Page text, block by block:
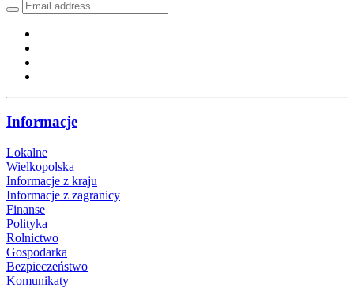
Informacje
Lokalne
Wielkopolska
Informacje z kraju
Informacje z zagranicy
Finanse
Polityka
Rolnictwo
Gospodarka
Bezpieczeństwo
Komunikaty